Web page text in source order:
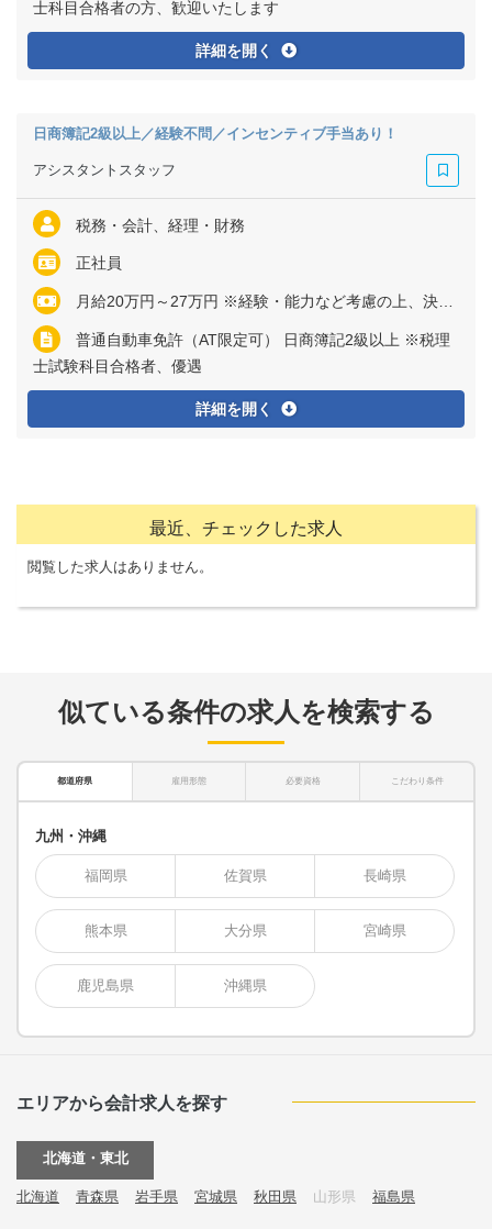
士科目合格者の方、歓迎いたします
詳細を開く
日商簿記2級以上／経験不問／インセンティブ手当あり！
アシスタントスタッフ
税務・会計、経理・財務
正社員
月給20万円～27万円 ※経験・能力など考慮の上、決定いたします ※残業代は全額支給
普通自動車免許（AT限定可） 日商簿記2級以上 ※税理
士試験科目合格者、優遇
詳細を開く
最近、チェックした求人
閲覧した求人はありません。
似ている条件の求人を検索する
都道府県 雇用形態 必要資格 こだわり条件
九州・沖縄
福岡県 佐賀県 長崎県
熊本県 大分県 宮崎県
鹿児島県 沖縄県
エリアから会計求人を探す
北海道・東北
北海道 青森県 岩手県 宮城県 秋田県 山形県 福島県